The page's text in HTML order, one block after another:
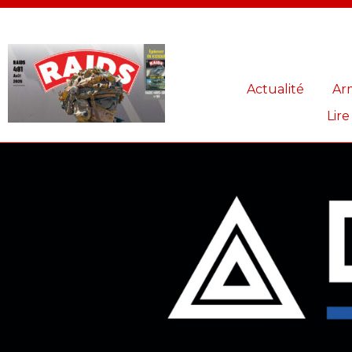
Actualité
Panneau de gestion des cookies